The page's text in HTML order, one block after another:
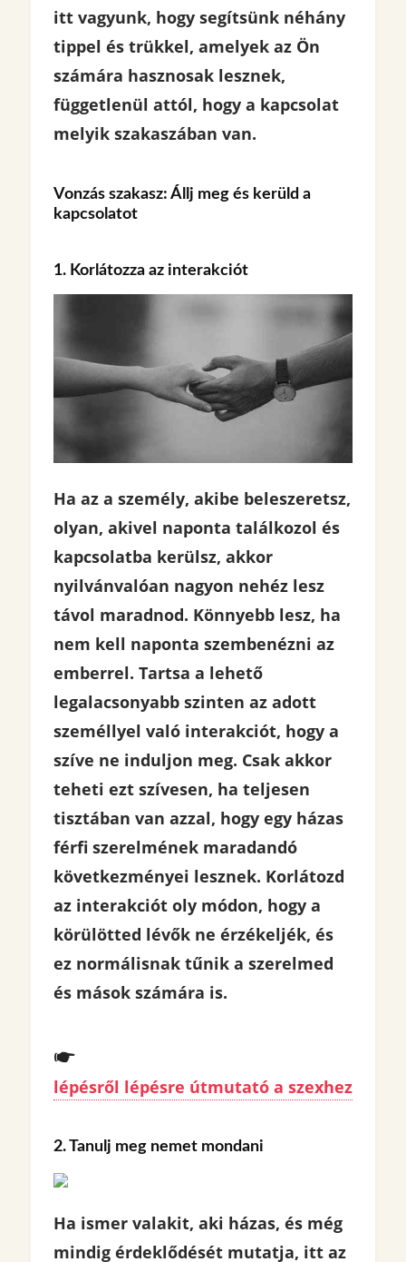
itt vagyunk, hogy segítsünk néhány
tippel és trükkel, amelyek az Ön
számára hasznosak lesznek,
függetlenül attól, hogy a kapcsolat
melyik szakaszában van.
Vonzás szakasz: Állj meg és kerüld a
kapcsolatot
1. Korlátozza az interakciót
Ha az a személy, akibe beleszeretsz,
olyan, akivel naponta találkozol és
kapcsolatba kerülsz, akkor
nyilvánvalóan nagyon nehéz lesz
távol maradnod. Könnyebb lesz, ha
nem kell naponta szembenézni az
emberrel. Tartsa a lehető
legalacsonyabb szinten az adott
személlyel való interakciót, hogy a
szíve ne induljon meg. Csak akkor
teheti ezt szívesen, ha teljesen
tisztában van azzal, hogy egy házas
férfi szerelmének maradandó
következményei lesznek. Korlátozd
az interakciót oly módon, hogy a
körülötted lévők ne érzékeljék, és
ez normálisnak tűnik a szerelmed
és mások számára is.
lépésről lépésre útmutató a szexhez
2. Tanulj meg nemet mondani
Ha ismer valakit, aki házas, és még
mindig érdeklődését mutatja, itt az